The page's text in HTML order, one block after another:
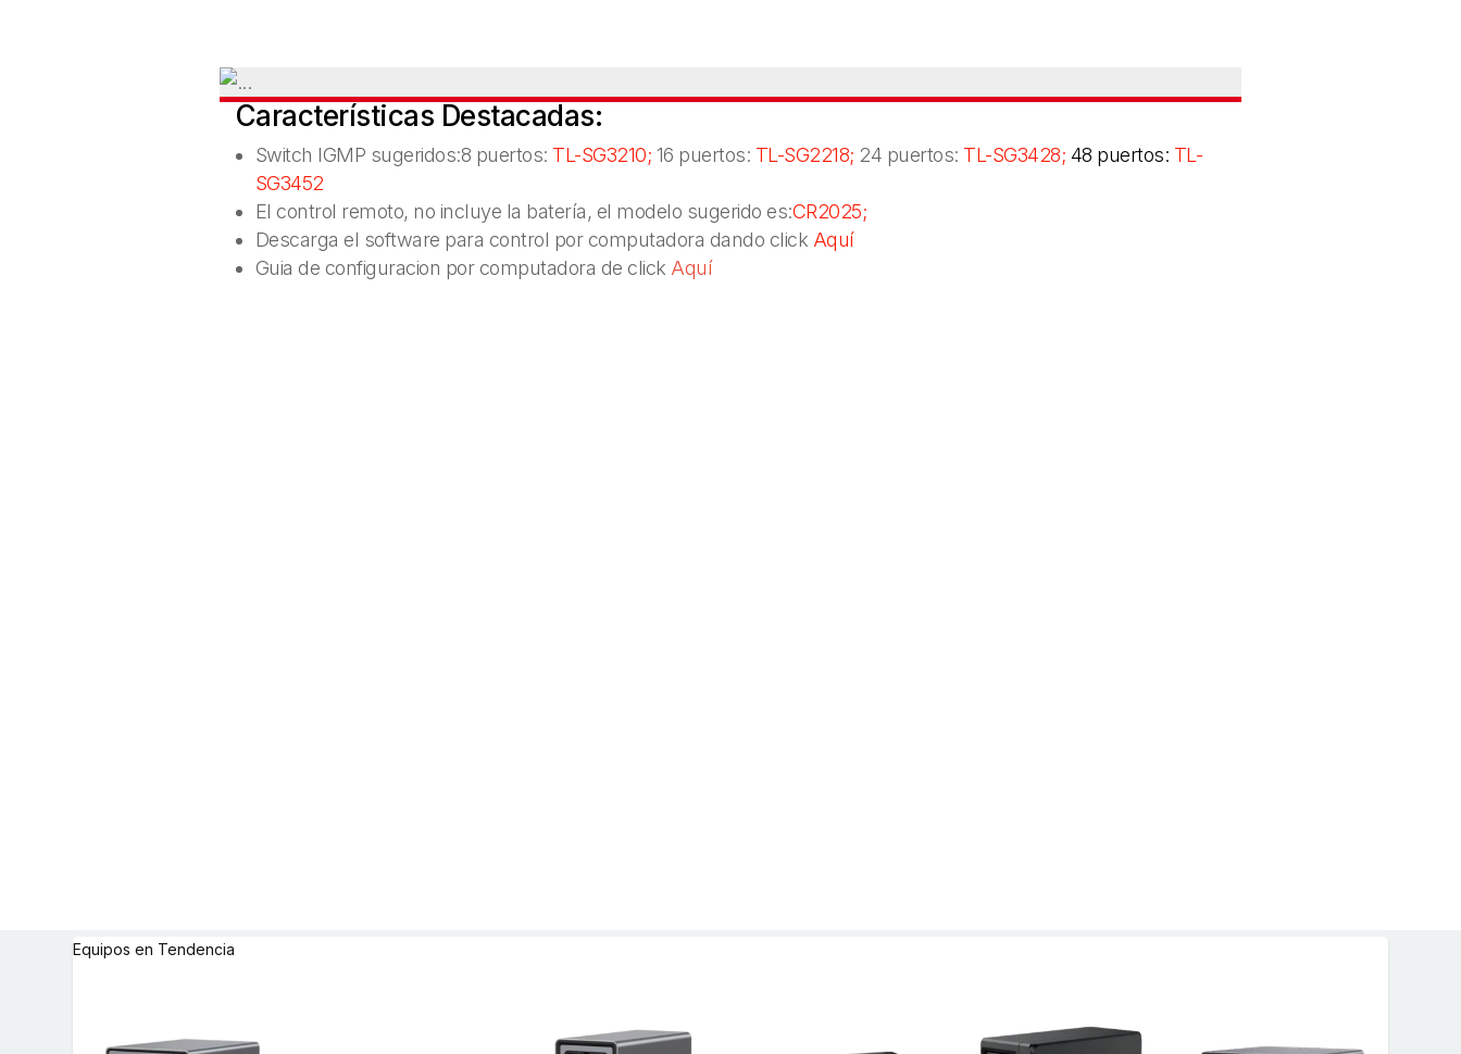
Características Destacadas:
Switch IGMP sugeridos:8 puertos: TL-SG3210; 16 puertos: TL-SG2218; 24 puertos: TL-SG3428; 48 puertos: TL-
SG3452
El control remoto, no incluye la batería, el modelo sugerido es:CR2025;
Descarga el software para control por computadora dando click Aquí
Guia de configuracion por computadora de click Aquí
Equipos en Tendencia